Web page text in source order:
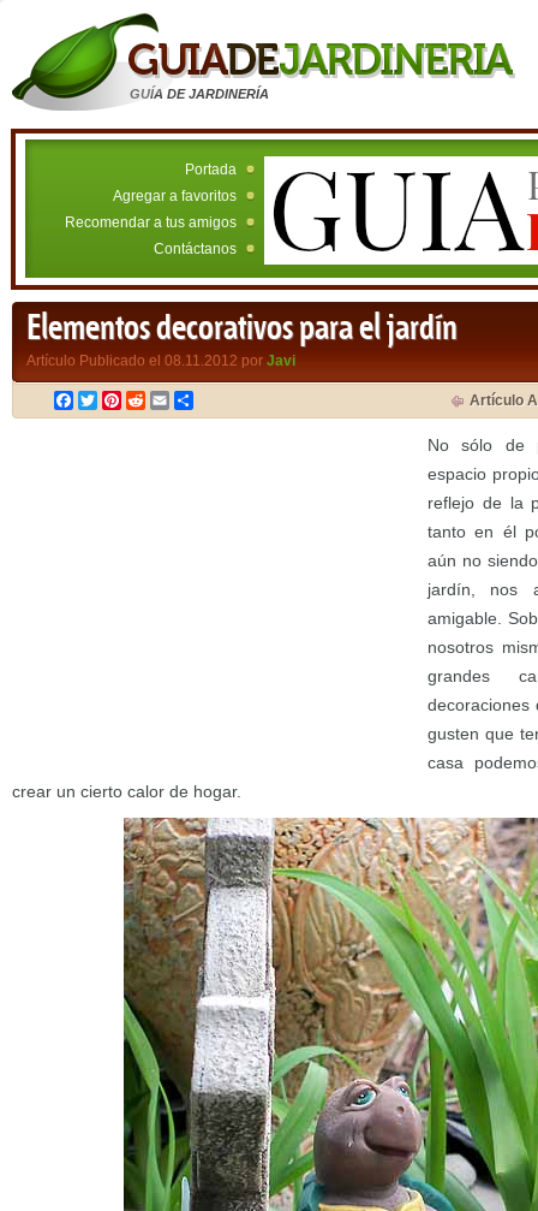
GUÍA DE JARDINERÍA
Portada
Agregar a favoritos
Recomendar a tus amigos
Contáctanos
Elementos decorativos para el jardín
Artículo Publicado el 08.11.2012 por Javi
Facebook
TwitterPinterest
RedditEmail Artículo
No sólo de
espacio
reflejo de la
tanto en él
aún no
jardín, nos
amigable.
nosotros
grandes
gusten que
casa
crear un cierto calor de hogar.